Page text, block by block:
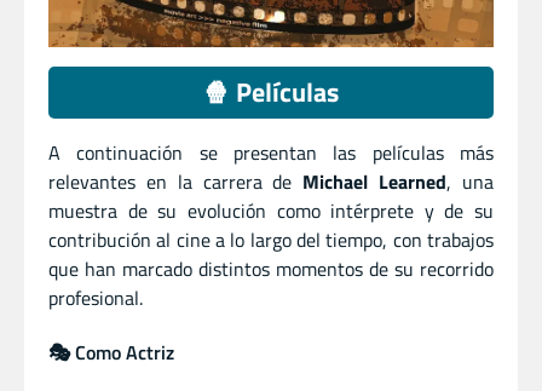
🍿 Películas
A continuación se presentan las películas más
relevantes en la carrera de Michael Learned, una
muestra de su evolución como intérprete y de su
contribución al cine a lo largo del tiempo, con trabajos
que han marcado distintos momentos de su recorrido
profesional.
🎭 Como Actriz